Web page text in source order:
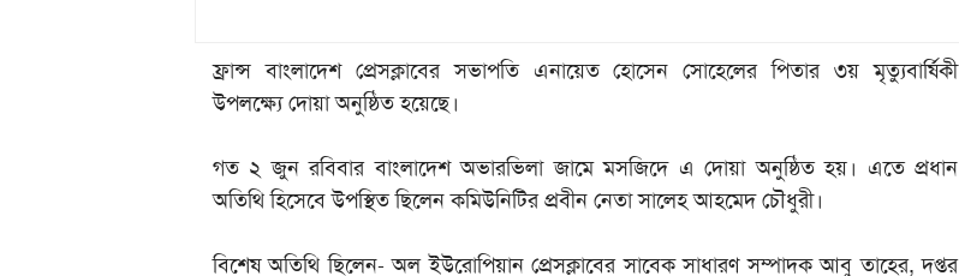
ফ্রান্স বাংলাদেশ প্রেসক্লা‌বের সভাপ‌তি এনা‌য়েত হো‌সেন সো‌হে‌লের পিতার ৩য় মৃত্যুবা‌র্ষিকী
উপল‌ক্ষ্যে দোয়া অনুষ্ঠিত হয়েছে।
গত ২ জুন র‌বিবার বাংলা‌দেশ অভার‌ভিলা জা‌মে মস‌জি‌দে এ দোয়া অনুষ্ঠিত হয়। এতে প্রধান
অতিথি হি‌সে‌বে উপ‌স্থিত ছি‌লেন ক‌মিউ‌নি‌টির প্র‌বীন নেতা সা‌লেহ আহ‌মেদ চৌধুরী।
বি‌শেষ অতিথি ছিলেন- অল ইউরো‌পিয়ান প্রেসক্লা‌বের সা‌বেক সাধারণ সম্পাদক আবু তা‌হের, দপ্তর